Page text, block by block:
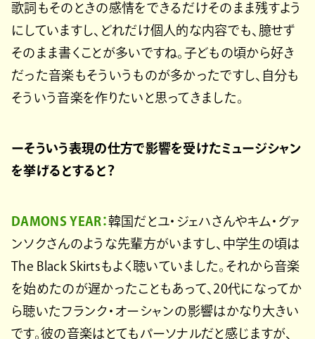
歌詞もそのときの感情をできるだけそのまま残すよう
にしていますし、どれだけ個人的な内容でも、臆せず
そのまま書くことが多いですね。子どもの頃から好き
だった音楽もそういうものが多かったですし、自分も
そういう音楽を作りたいと思ってきました。
ーそういう表現の仕方で影響を受けたミュージシャン
を挙げるとすると？
DAMONS YEAR：韓国だとユ・ジェハさんやキム・グァ
ンソクさんのような先輩方がいますし、中学生の頃は
The Black Skirtsもよく聴いていました。それから音楽
を始めたのが遅かったこともあって、20代になってか
ら聴いたフランク・オーシャンの影響はかなり大きい
です。彼の音楽はとてもパーソナルだと感じますが、